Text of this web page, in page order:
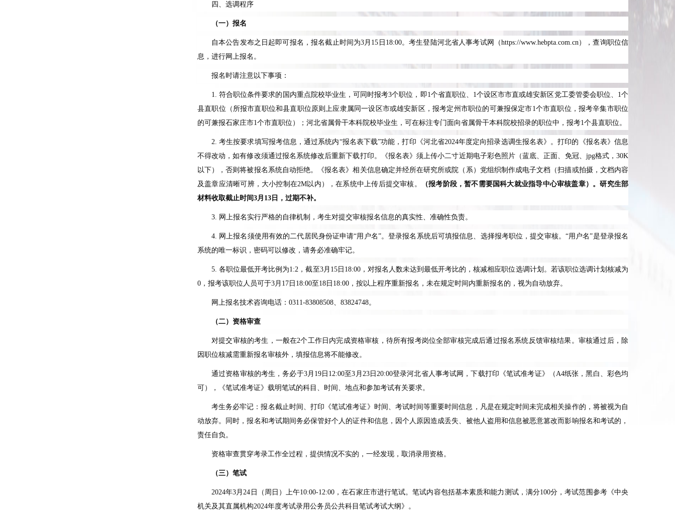
四、选调程序
（一）报名
自本公告发布之日起即可报名，报名截止时间为3月 15 日 18:00。考生登陆河北省人事考试网（https://www.hebpta.com.cn），查询职位信
息，进行网上报名。
报名时请注意以下事项：
1.符合职位条件要求的国内重点院校毕业生，可同时报考3个职位，即1个省直职位、 1个设区市市直或雄安新区党工委管委会职位、 1个
县直职位（所报市直职位和县直职位原则上应隶属同一设区市或雄安新区，报考定州市职位的可兼报保定市1个市直职位，报考辛集市职位
的可兼报石家庄市1个市直职位）；河北省属骨干本科院校毕业生，可在标注专门面向省属骨干本科院校招录的职位中，报考1个县直职位。
2.考生按要求填写报考信息，通过系统内“报名表下载”功能，打印《河北省2024年度定向招录选调生报名表》。打印的《报名表》信息
不得改动，如有修改须通过报名系统修改后重新下载打印。《报名表》须上传小二寸近期电子彩色照片（蓝底、正面、免冠、 jpg格式，30K
以下），否则将被报名系统自动拒绝。《报名表》相关信息确定并经所在研究所或院（系）党组织制作成电子文档（扫描或拍摄，文档内容
及盖章应清晰可辨，大小控制在2M以内），在系统中上传后提交审核。
（报考阶段，暂不需要国科大就业指导中心审核盖章）。研究生部
材料收取截止时间3月 13 日，过期不补。
3. 网上报名实行严格的自律机制，考生对提交审核报名信息的真实性、准确性负责。
4. 网上报名须使用有效的二代居民身份证申请“用户名”。登录报名系统后可填报信息、选择报考职位，提交审核。“用户名”是登录报名
系统的唯一标识，密码可以修改，请务必准确牢记。
5.各职位最低开考比例为1:2 ，截至3月 15日 18:00，对报名人数未达到最低开考比的，核减相应职位选调计划。若该职位选调计划核减为
0 ，报考该职位人员可于3月 17 日 18:00至 18 日 18:00 ，按以上程序重新报名，未在规定时间内重新报名的，视为自动放弃。
网上报名技术咨询电话： 0311-83808508、 83824748。
（二）资格审查
对提交审核的考生，一般在2个工作日内完成资格审核，待所有报考岗位全部审核完成后通过报名系统反馈审核结果。审核通过后，除
因职位核减需重新报名审核外，填报信息将不能修改。
通过资格审核的考生，务必于3月 19日 12:00至3 月 23日 20:00登录河北省人事考试网，下载打印《笔试准考证》（A4纸张，黑白、彩色均
可），《笔试准考证》载明笔试的科目、时间、地点和参加考试有关要求。
考生务必牢记：报名截止时间、打印《笔试准考证》时间、考试时间等重要时间信息，凡是在规定时间未完成相关操作的，将被视为自
动放弃。同时，报名和考试期间务必保管好个人的证件和信息，因个人原因造成丢失、被他人盗用和信息被恶意篡改而影响报名和考试的，
责任自负。
资格审查贯穿考录工作全过程，提供情况不实的，一经发现，取消录用资格。
（三）笔试
2024年3月24 日（周日）上午10:00-12:00 ，在石家庄市进行笔试。笔试内容包括基本素质和能力测试，满分100分，考试范围参考《中央
机关及其直属机构2024年度考试录用公务员公共科目笔试考试大纲》。